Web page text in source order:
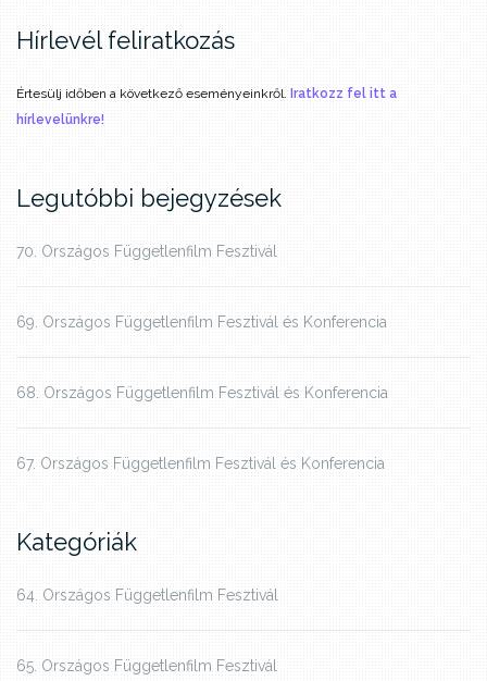
Hírlevél feliratkozás
Értesülj időben a következő eseményeinkről. Iratkozz fel itt a
hírlevelünkre!
Legutóbbi bejegyzések
70. Országos Függetlenfilm Fesztivál
69. Országos Függetlenfilm Fesztivál és Konferencia
68. Országos Függetlenfilm Fesztivál és Konferencia
67. Országos Függetlenfilm Fesztivál és Konferencia
Kategóriák
64. Országos Függetlenfilm Fesztivál
65. Országos Függetlenfilm Fesztivál